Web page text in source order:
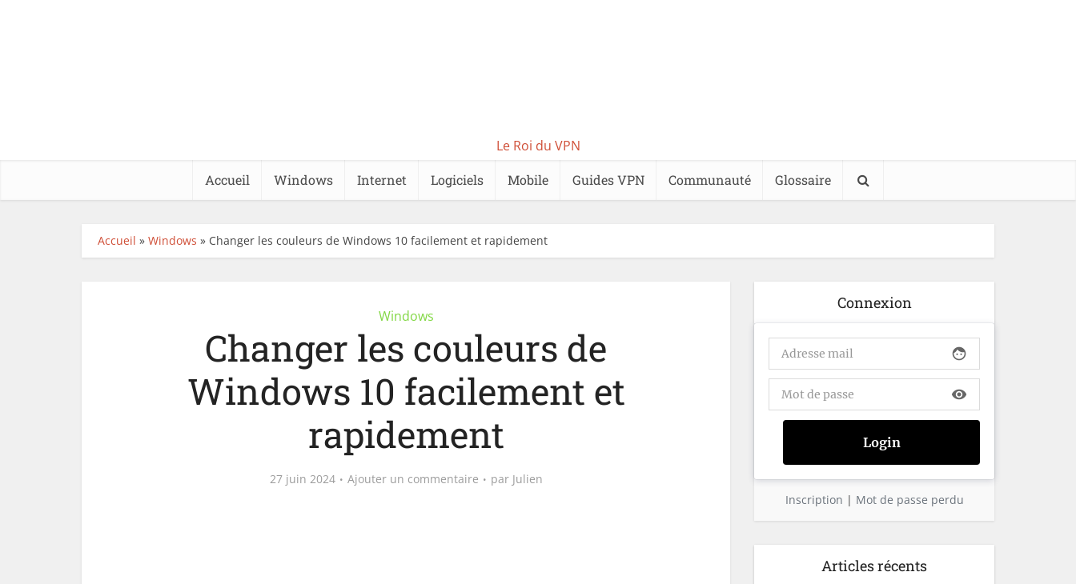
Le Roi du VPN
Accueil Windows Internet Logiciels Mobile Guides VPN Communauté Glossaire
Accueil » Windows » Changer les couleurs de Windows 10 facilement et rapidement
Windows
Changer les couleurs de
Windows 10 facilement et
rapidement
27 juin 2024 Ajouter un commentaire par Julien
Connexion
face
visibility
Inscription | Mot de passe perdu
Articles récents